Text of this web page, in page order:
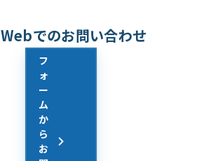
Webでのお問い合わせ
フ
ォ
ー
ム
か
ら
お